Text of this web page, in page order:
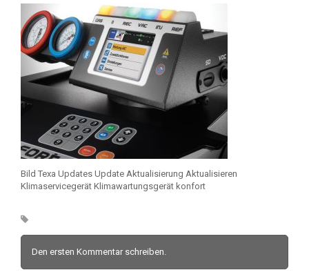
Bild Texa Updates Update Aktualisierung Aktualisieren
Klimaservicegerät Klimawartungsgerät konfort
Den ersten Kommentar schreiben.